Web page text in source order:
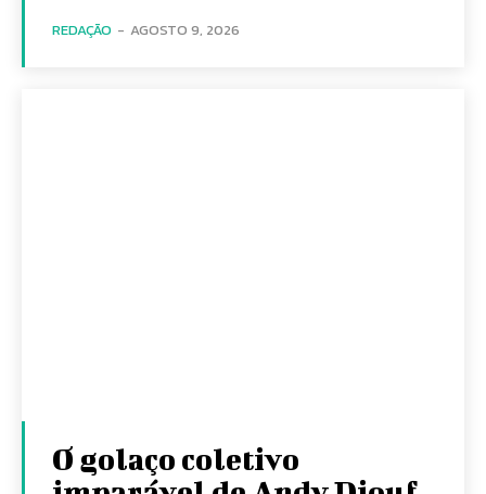
REDAÇÃO - AGOSTO 9, 2026
O golaço coletivo